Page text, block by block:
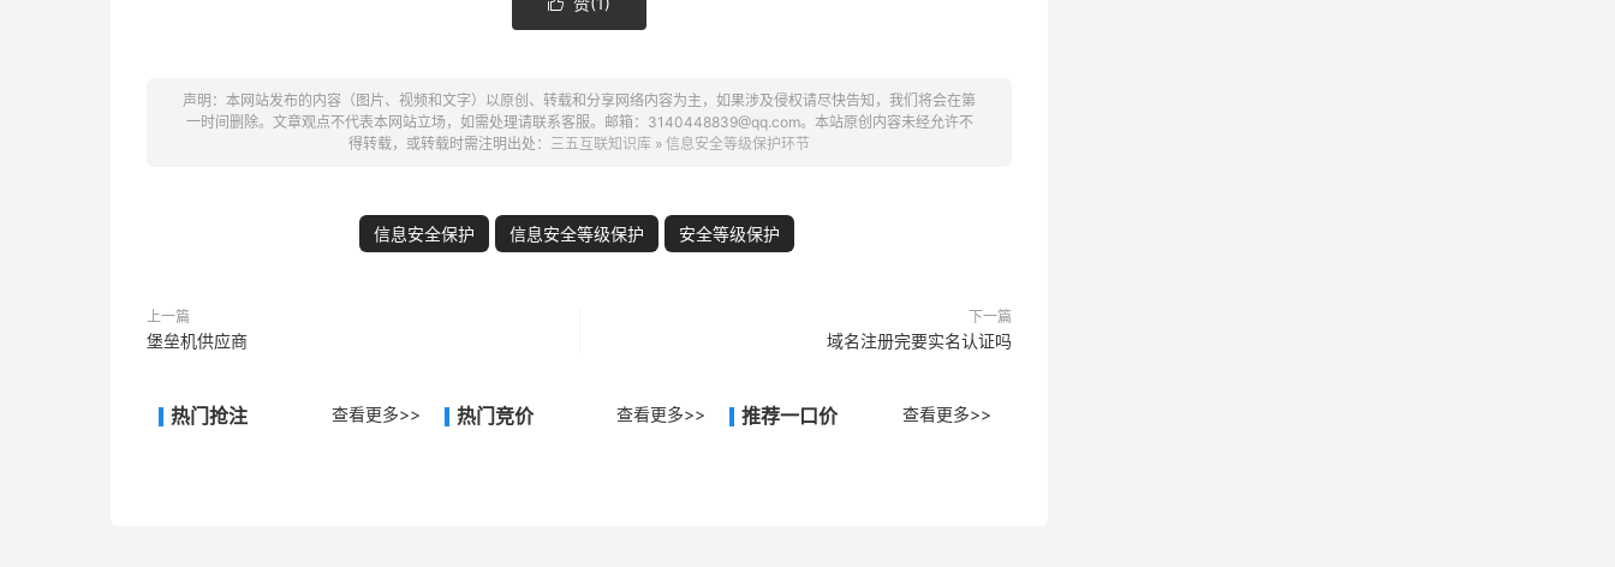

声明：本网站发布的内容（图片、视频和文字）以原创、转载和分享网络内容为主，如果涉及侵权请尽快告知，我们将会在第
一时间删除。文章观点不代表本网站立场，如需处理请联系客服。邮箱：3140448839@qq.com。本站原创内容未经允许不
得转载，或转载时需注明出处： 三五互联知识库 » 信息安全等级保护环节
信息安全保护 信息安全等级保护 安全等级保护
上一篇
堡垒机供应商
下一篇
域名注册完要实名认证吗
热门抢注 查看更多>> 热门竞价 查看更多>> 推荐一口价 查看更多>>